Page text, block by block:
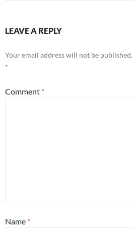
LEAVE A REPLY
Your email address will not be published.
*
Comment *
Name *